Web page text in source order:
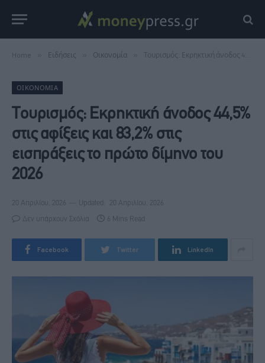
Home Ειδήσεις Οικονομία Τουρισμός: Εκρηκτική άνοδος 44,5% στις αφίξεις και 83,2% στις εισπράξεις το πρώτο δίμηνο του 2026
ΟΙΚΟΝΟΜΊΑ
Τουρισμός: Εκρηκτική άνοδος 44,5%
στις αφίξεις και 83,2% στις
εισπράξεις το πρώτο δίμηνο του
2026
20 Απριλίου, 2026 Updated: 20 Απριλίου, 2026
Δεν υπάρχουν Σχόλια 6 Mins Read
Facebook Twitter LinkedIn